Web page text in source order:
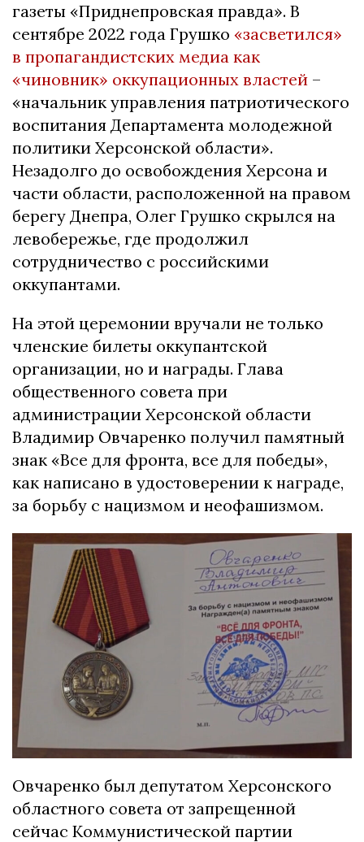
газеты «Приднепровская правда». В
сентябре 2022 года Грушко «засветился»
в пропагандистских медиа как
«чиновник» оккупационных властей –
«начальник управления патриотического
воспитания Департамента молодежной
политики Херсонской области».
Незадолго до освобождения Херсона и
части области, расположенной на правом
берегу Днепра, Олег Грушко скрылся на
левобережье, где продолжил
сотрудничество с российскими
оккупантами.
На этой церемонии вручали не только
членские билеты оккупантской
организации, но и награды. Глава
общественного совета при
администрации Херсонской области
Владимир Овчаренко получил памятный
знак «Все для фронта, все для победы»,
как написано в удостоверении к награде,
за борьбу с нацизмом и неофашизмом.
Овчаренко был депутатом Херсонского
областного совета от запрещенной
сейчас Коммунистической партии